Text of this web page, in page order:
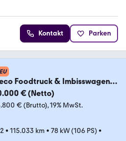
Kontakt Parken
Foodtruck & Imbisswagen &
€ (Netto)
€ (Brutto) 19% MwSt.
• 115.033 km • 78 kW (106 PS) •